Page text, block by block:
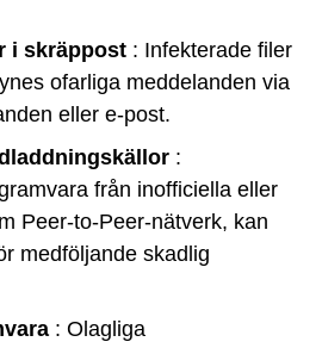
i skräppost : Infekterade filer
ofarliga meddelanden via
eller e-post.
:
från inofficiella eller
Peer-to-Peer-nätverk, kan
medföljande skadlig
: Olagliga